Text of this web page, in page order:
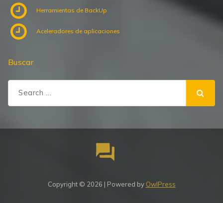
Herramientas de BackUp
Aceleradores de aplicaciones
Buscar
Search
Copyright © 2026 | Powered by OwlPress